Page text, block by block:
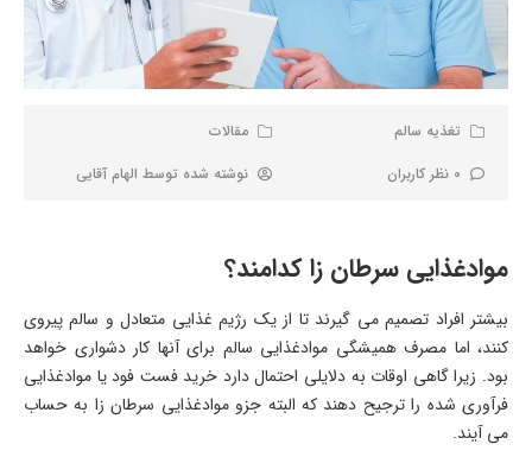
تغذیه سالم
مقالات
0 نظر کاربران
نوشته شده توسط الهام آقایی
موادغذایی سرطان زا کدامند؟
بیشتر افراد تصمیم می گیرند تا از یک رژیم غذایی متعادل و سالم پیروی
کنند، اما مصرف همیشگی موادغذایی سالم برای آنها کار دشواری خواهد
بود. زیرا گاهی اوقات به دلایلی احتمال دارد خرید فست فود یا موادغذایی
فرآوری شده را ترجیح دهند که البته جزو موادغذایی سرطان زا به حساب
می آیند.